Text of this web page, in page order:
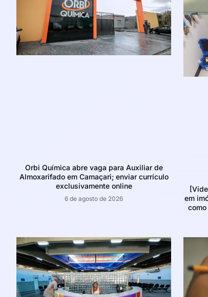
Orbi Química abre vaga para Auxiliar de
Almoxarifado em Camaçari; enviar currículo
exclusivamente online
6 de agosto de 2026
em